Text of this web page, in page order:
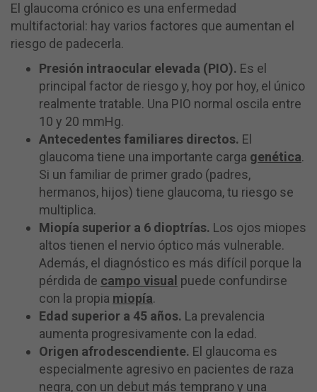
El glaucoma crónico es una enfermedad
multifactorial: hay varios factores que aumentan el
riesgo de padecerla.
Presión intraocular elevada (PIO). Es el
principal factor de riesgo y, hoy por hoy, el único
realmente tratable. Una PIO normal oscila entre
10 y 20 mmHg.
Antecedentes familiares directos. El
glaucoma tiene una importante carga genética.
Si un familiar de primer grado (padres,
hermanos, hijos) tiene glaucoma, tu riesgo se
multiplica.
Miopía superior a 6 dioptrías. Los ojos miopes
altos tienen el nervio óptico más vulnerable.
Además, el diagnóstico es más difícil porque la
pérdida de campo visual puede confundirse
con la propia miopía.
Edad superior a 45 años. La prevalencia
aumenta progresivamente con la edad.
Origen afrodescendiente. El glaucoma es
especialmente agresivo en pacientes de raza
negra, con un debut más temprano y una